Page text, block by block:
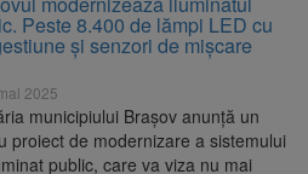
platforma
inițiativei de
Nicușor Dan
analizează
și Horațiu Potra.
procesul
Peste 8.400 de lămpi LED cu
și senzori de mișcare
2025
municipiului Brașov anunță un
proiect de modernizare a sistemului
public, care va viza nu mai